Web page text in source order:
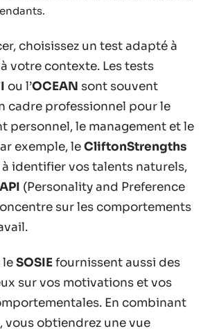
choisissez un test adapté à
votre contexte. Les tests
ou l’OCEAN sont souvent
cadre professionnel pour le
personnel, le management et le
exemple, leCliftonStrengths
identifier vos talents naturels,
(Personality and Preference
sur les comportements
leSOSIEfournissent aussi des
sur vos motivations et vos
En combinant
vous obtiendrez une vue